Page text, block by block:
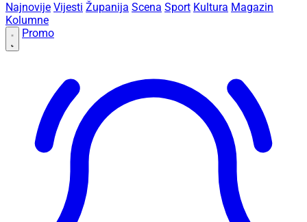
Najnovije Vijesti Županija Scena Sport Kultura Magazin
Kolumne
Promo